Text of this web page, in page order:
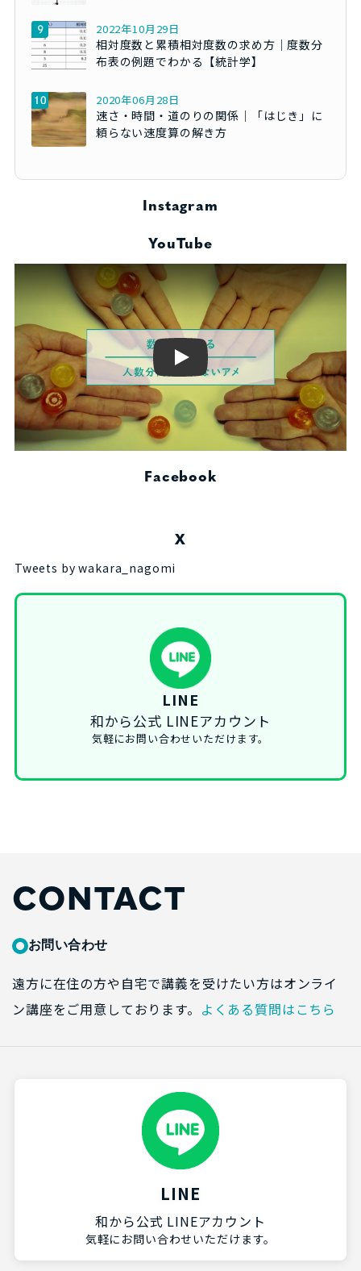
2022年10月29日
相対度数と累積相対度数の求め方｜度数分
布表の例題でわかる【統計学】
2020年06月28日
速さ・時間・道のりの関係｜「はじき」に
頼らない速度算の解き方
Instagram
YouTube
Play
Facebook
X
Tweets by wakara_nagomi
LINE
和から公式 LINEアカウント
気軽にお問い合わせいただけます。
CONTACT
お問い合わせ
遠方に在住の方や自宅で講義を受けたい方はオンライ
ン講座をご用意しております。 よくある質問はこちら
LINE
和から公式 LINEアカウント
気軽にお問い合わせいただけます。